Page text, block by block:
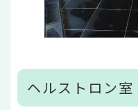
ヘルストロン室